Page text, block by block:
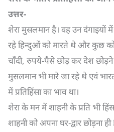
उत्तर-
शेरा मुसलमान है। वह उन दंगाइयों
रहे हिन्दुओं को मारते थे और कुछ को
चाँदी, रुपये-पैसे छोड़ कर देश
मुसलमान भी मारे जा रहे थे एवं
में प्रतिहिंसा का भाव था।
शेरा के मन में शाहनी के प्रति भी
शाहनी को अपना घर-द्वार छोड़ना